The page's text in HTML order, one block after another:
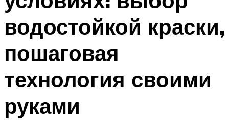
водостойкой краски,
пошаговая
технология своими
руками